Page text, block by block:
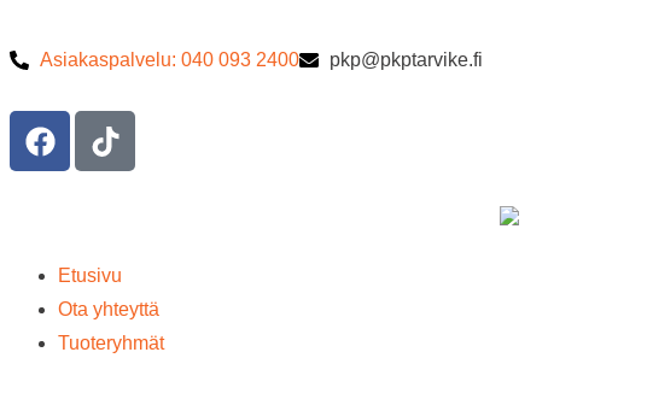
Asiakaspalvelu: 040 093 2400 pkp@pkptarvike.fi
Etusivu
Ota yhteyttä
Tuoteryhmät